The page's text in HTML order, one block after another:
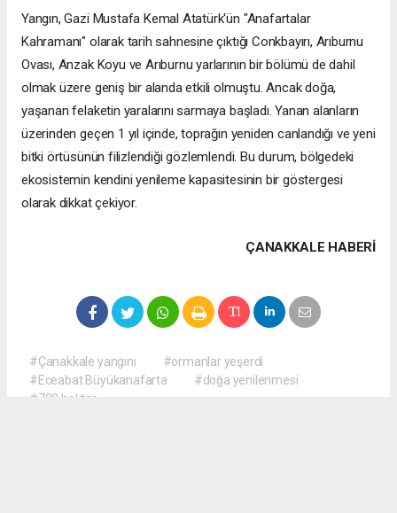
Yangın, Gazi Mustafa Kemal Atatürk'ün "Anafartalar
Kahramanı" olarak tarih sahnesine çıktığı Conkbayırı, Arıburnu
Ovası, Anzak Koyu ve Arıburnu yarlarının bir bölümü de dahil
olmak üzere geniş bir alanda etkili olmuştu. Ancak doğa,
yaşanan felaketin yaralarını sarmaya başladı. Yanan alanların
üzerinden geçen 1 yıl içinde, toprağın yeniden canlandığı ve yeni
bitki örtüsünün filizlendiği gözlemlendi. Bu durum, bölgedeki
ekosistemin kendini yenileme kapasitesinin bir göstergesi
olarak dikkat çekiyor.
ÇANAKKALE HABERİ
#Çanakkale yangını
#ormanlar yeşerdi
#Eceabat Büyükanafarta
#doğa yenilenmesi
#700 hektar